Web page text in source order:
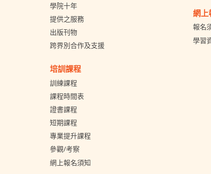
學院十年
提供之服務
出版刊物
跨界別合作及支援
培訓課程
訓練課程
課程時間表
證書課程
短期課程
專業提升課程
參觀/考察
網上報名須知
網上
報名
學習